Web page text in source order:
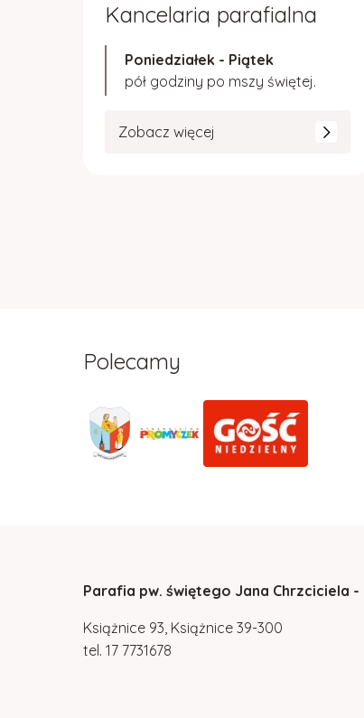
Kancelaria parafialna
Poniedziałek - Piątek
pół godziny po mszy świętej.
Zobacz więcej
Polecamy
Parafia pw. świętego Jana Chrzciciela -
Książnice 93, Książnice 39-300
tel. 17 7731678